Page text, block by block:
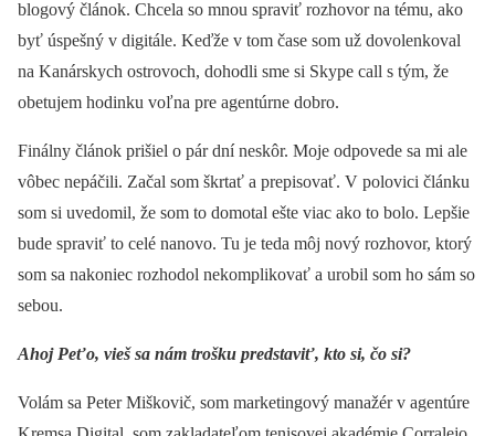
blogový článok. Chcela so mnou spraviť rozhovor na tému, ako
byť úspešný v digitále. Keďže v tom čase som už dovolenkoval
na Kanárskych ostrovoch, dohodli sme si Skype call s tým, že
obetujem hodinku voľna pre agentúrne dobro.
Finálny článok prišiel o pár dní neskôr. Moje odpovede sa mi ale
vôbec nepáčili. Začal som škrtať a prepisovať. V polovici článku
som si uvedomil, že som to domotal ešte viac ako to bolo. Lepšie
bude spraviť to celé nanovo. Tu je teda môj nový rozhovor, ktorý
som sa nakoniec rozhodol nekomplikovať a urobil som ho sám so
sebou.
Ahoj Peťo, vieš sa nám trošku predstaviť, kto si, čo si?
Volám sa Peter Miškovič, som marketingový manažér v agentúre